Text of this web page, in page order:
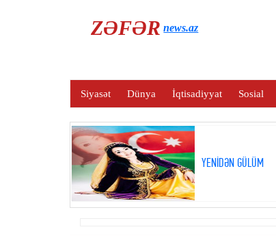
ZƏFƏRnews.az
Siyasət Dünya İqtisadiyyat Sosial
YENİDƏN GÜLÜM